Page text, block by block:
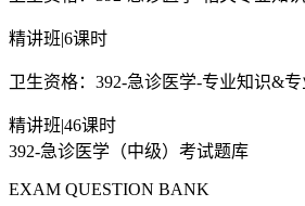
精讲班|6课时
卫生资格：392-急诊医学-专业知识&
精讲班|46课时
392-急诊医学（中级）考试题库
EXAM QUESTION BANK